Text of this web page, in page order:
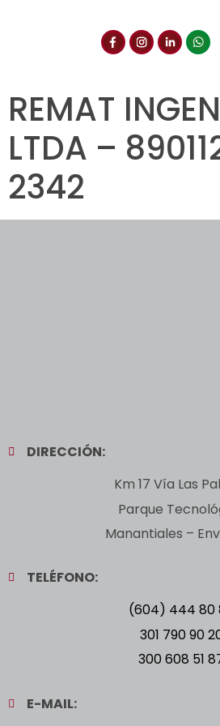
REMAT
LTDA –
2342
DIRECCIÓN:
Km 17 Vía Las
Parque
Manantiales –
TELÉFONO:
(604) 444 80
301 790 90
300 608 51
E-MAIL: